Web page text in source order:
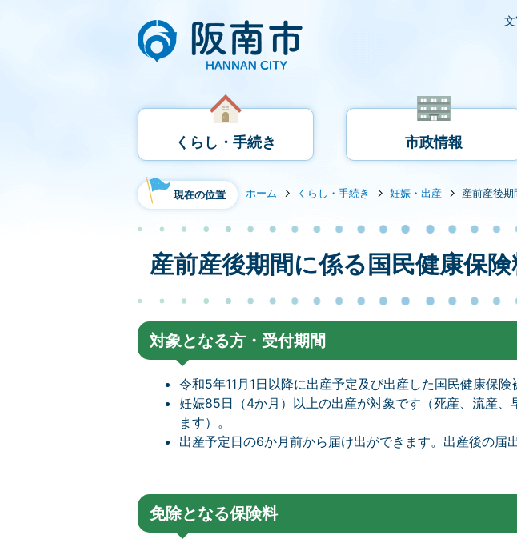
くらし・手続き 市政情報
現在の位置 ホーム くらし・手続き 妊娠・出産 産前産後
産前産後期間に係る国民健康保
対象となる方・受付期間
令和5年11月1日以降に出産予定及び出産した国民健康保険
妊娠85日（4か月）以上の出産が対象です（死産、流産、
ます）。
出産予定日の6か月前から届け出ができます。出産後の届
免除となる保険料